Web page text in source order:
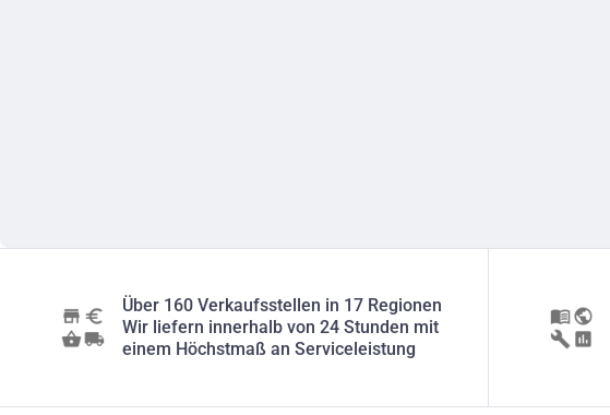
Über 160 Verkaufsstellen in 17 Regionen
Wir liefern innerhalb von 24 Stunden mit
einem Höchstmaß an Serviceleistung